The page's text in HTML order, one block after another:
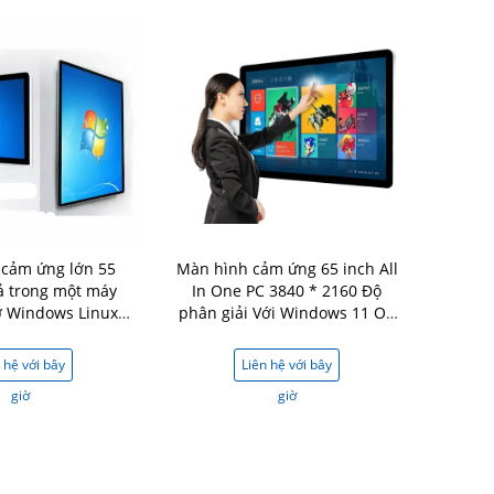
ứng lớn 55
trong một máy
Linux
hệ với bây
giờ
Màn hình cảm ứng 65 inch All
In One PC 3840 * 2160 Độ
phân giải Với Windows 11 OS
Liên hệ với bây
giờ